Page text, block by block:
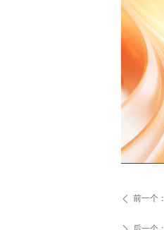
ꄴ 前一个：